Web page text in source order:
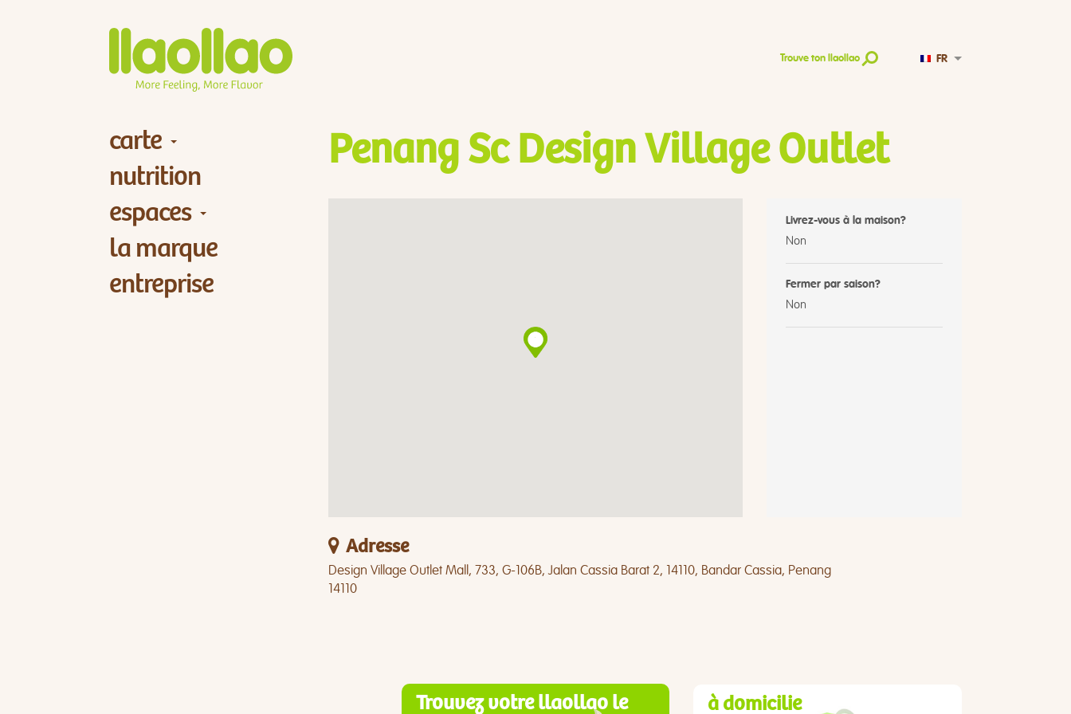
Trouve ton llaollao FR
carte
nutrition
espaces
la marque
entreprise
Penang Sc Design Village Outlet
Livrez-vous à la maison?
Non
Fermer par saison?
Non
Adresse
Design Village Outlet Mall, 733, G-106B, Jalan Cassia Barat 2, 14110, Bandar Cassia, Penang
14110
Trouvez votre llaollao le
à domicilie